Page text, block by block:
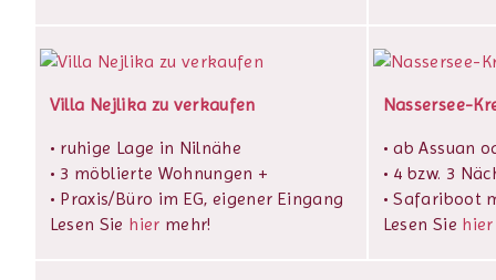
Villa Nejlika zu verkaufen
• ruhige Lage in Nilnähe
• 3 möblierte Wohnungen +
• Praxis/Büro im EG, eigener Eingang
Lesen Sie hier mehr!
Nassersee-
• ab Assuan
• 4 bzw. 3
• Safariboot
Lesen Sie hier